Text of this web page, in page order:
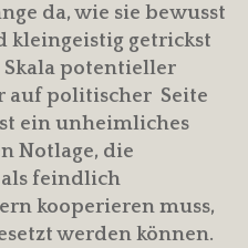
da, wie sie bewusst
kleingeistig getrickst
potentieller
auf politischer Seite
ein unheimliches
Notlage, die
feindlich
kooperieren muss,
werden können.